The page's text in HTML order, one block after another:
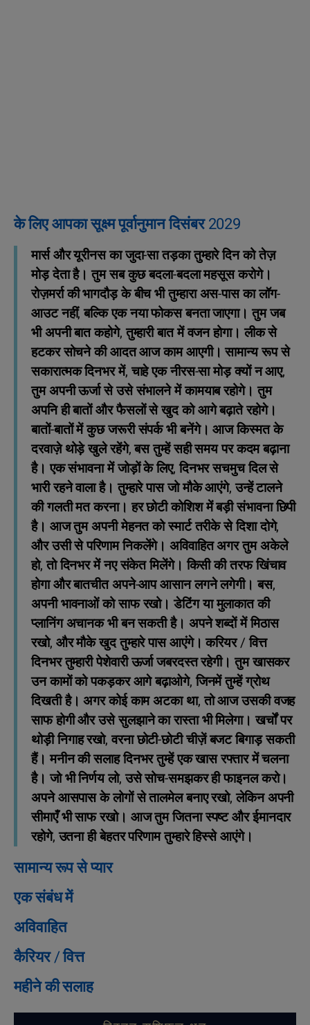
के लिए आपका सूक्ष्म पूर्वानुमान दिसंबर 2029
मार्स और यूरीनस का जुदा-सा तड़का तुम्हारे दिन को तेज़
मोड़ देता है। तुम सब कुछ बदला-बदला महसूस करोगे।
रोज़मर्रा की भागदौड़ के बीच भी तुम्हारा अस-पास का लॉग-
आउट नहीं, बल्कि एक नया फोकस बनता जाएगा। तुम जब
भी अपनी बात कहोगे, तुम्हारी बात में वजन होगा। लीक से
हटकर सोचने की आदत आज काम आएगी। सामान्य रूप से
सकारात्मक दिनभर में, चाहे एक नीरस-सा मोड़ क्यों न आए,
तुम अपनी ऊर्जा से उसे संभालने में कामयाब रहोगे। तुम
अपनि ही बातों और फैसलों से खुद को आगे बढ़ाते रहोगे।
बातों-बातों में कुछ जरूरी संपर्क भी बनेंगे। आज किस्मत के
दरवाज़े थोड़े खुले रहेंगे, बस तुम्हें सही समय पर कदम बढ़ाना
है। एक संभावना में जोड़ों के लिए, दिनभर सचमुच दिल से
भारी रहने वाला है। तुम्हारे पास जो मौके आएंगे, उन्हें टालने
की गलती मत करना। हर छोटी कोशिश में बड़ी संभावना छिपी
है। आज तुम अपनी मेहनत को स्मार्ट तरीके से दिशा दोगे,
और उसी से परिणाम निकलेंगे। अविवाहित अगर तुम अकेले
हो, तो दिनभर में नए संकेत मिलेंगे। किसी की तरफ खिंचाव
होगा और बातचीत अपने-आप आसान लगने लगेगी। बस,
अपनी भावनाओं को साफ रखो। डेटिंग या मुलाकात की
प्लानिंग अचानक भी बन सकती है। अपने शब्दों में मिठास
रखो, और मौके खुद तुम्हारे पास आएंगे। करियर / वित्त
दिनभर तुम्हारी पेशेवारी ऊर्जा जबरदस्त रहेगी। तुम खासकर
उन कामों को पकड़कर आगे बढ़ाओगे, जिनमें तुम्हें ग्रोथ
दिखती है। अगर कोई काम अटका था, तो आज उसकी वजह
साफ होगी और उसे सुलझाने का रास्ता भी मिलेगा। खर्चों पर
थोड़ी निगाह रखो, वरना छोटी-छोटी चीज़ें बजट बिगाड़ सकती
हैं। मनीन की सलाह दिनभर तुम्हें एक खास रफ्तार में चलना
है। जो भी निर्णय लो, उसे सोच-समझकर ही फाइनल करो।
अपने आसपास के लोगों से तालमेल बनाए रखो, लेकिन अपनी
सीमाएँ भी साफ रखो। आज तुम जितना स्पष्ट और ईमानदार
रहोगे, उतना ही बेहतर परिणाम तुम्हारे हिस्से आएंगे।
सामान्य रूप से प्यार
एक संबंध में
अविवाहित
कैरियर / वित्त
महीने की सलाह